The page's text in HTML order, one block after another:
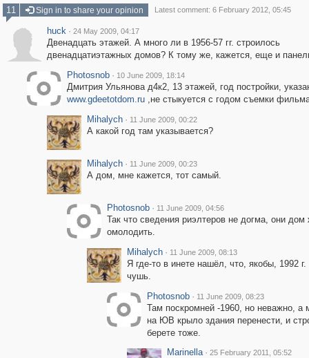
11
Sign in to share your opinion Latest comment: 6 February 2012, 05:45
huck · 24 May 2009, 04:17
Двенадцать этажей. А много ли в 1956-57 гг. строилось
двенадцатиэтажных домов? К тому же, кажется, еще и
Photosnob · 10 June 2009, 18:14
Дмитрия Ульянова д4к2, 13 этажей, год постройки,
www.gdeetotdom.ru,не стыкуется с годом съемки
Mihalych · 11 June 2009, 00:22
А какой год там указывается?
Mihalych · 11 June 2009, 00:23
А дом, мне кажется, тот самый.
Photosnob · 11 June 2009, 04:56
Так что сведения риэлтеров не догма, они
омолодить.
Mihalych · 11 June 2009, 08:13
Я где-то в инете нашёл, что, якобы, 1992
чушь.
Photosnob · 11 June 2009, 08:23
Там поскромней -1960, но неважно, а
на ЮВ крыло здания перенести, и
берете тоже.
Marinella · 25 February 2011, 05:52